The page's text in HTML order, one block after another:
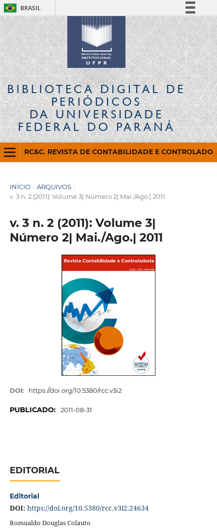
BRASIL
Simplifique!
Comunica BR
Participe
Acesso à informação
Legislação
Canais
BIBLIOTECA DIGITALDE
PERIÓDICOS
DA UNIVERSIDADE
FEDERAL DO PARANÁ
RC&C. REVISTA DE CONTABILIDADE E CONTROLADORIA
INÍCIO / ARQUIVOS /
v. 3 n. 2 (2011): Volume 3| Número 2| Mai./Ago.| 2011
v. 3 n. 2 (2011): Volume 3|
Número 2| Mai./Ago.| 2011
DOI: https://doi.org/10.5380/rcc.v3i2
PUBLICADO: 2011-08-31
EDITORIAL
Editorial
DOI: https://doi.org/10.5380/rcc.v3i2.24634
Romualdo Douglas Colauto